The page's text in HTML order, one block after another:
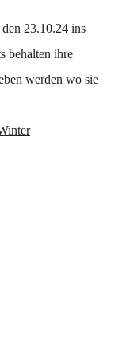
23.10.24 ins
behalten ihre
werden wo sie